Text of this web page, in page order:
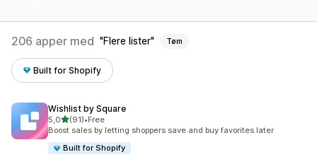
206 apper med Flere lister Tøm
Built for Shopify
Wishlist by Square
5,0av 5 stjerner
(91)
Totalt 91 omtaler
•Free
Boost sales by letting shoppers save and buy favorites later
Built for Shopify